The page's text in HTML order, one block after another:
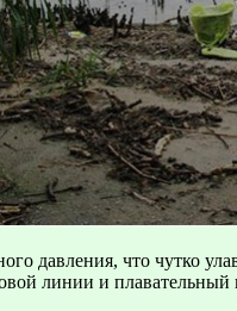
давления, что чутко
линии и плавательный